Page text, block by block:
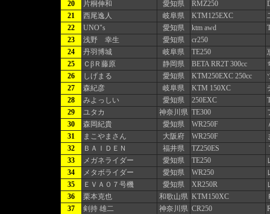
20 片桐伸和 愛知県 RMZ250
21
西尾逸人 岐阜県 KTM125EXC
22
UNO"s 愛知県 ktm awd
23
浅野 幸生 愛知県
cr250
24
丹羽博城 岐阜県 TE250
25
ＣβＲ藤原 静岡県 BETA RR2T 300cc
26
しげまる 愛知県 KTM250EXC 250cc
27
森紀彦 岐阜県 KTM 150XC
28
みよっしい 愛知県 250EXC
29
ユタカ 神奈川県 TE300
30
森岡紀貴 愛知県 WR250F
31
まこやまさん 大阪府 WR250F
32
ＢＡＩＤＥＮ 福井県 TZ250ES
33
メガネライダー 愛知県 TE250
34
メタボライダー 愛知県 WR250
35
ＥＶＡ０７号機 愛知県 XR250R
36
栗本克也 和歌山県 KTM150XC
37
剣持 雄二 神奈川県 CR250